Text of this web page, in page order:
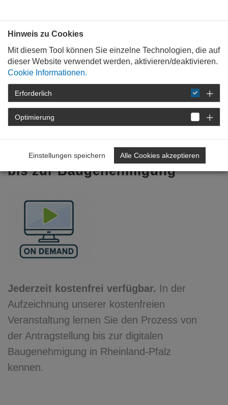
STARTSEITE
DETAIL
Digitaler Bauantrag – von der
Antragstellung
bis zur Baugenehmigung
Jederzeit kostenfrei verfügbar. In der
Aufzeichnung unserer kostenfreien
Veranstaltung lernen Sie den Prozess von
der Antragstellung bis zur digitalen
Baugenehmigung in Rheinland-Pfalz
kennen.
Hinweis zu Cookies
Mit diesem Tool können Sie einzelne Technologien, die auf
dieser Website verwendet werden, aktivieren/deaktivieren.
Cookie Informationen.
Erforderlich
Optimierung
Einstellungen speichern Alle Cookies akzeptieren